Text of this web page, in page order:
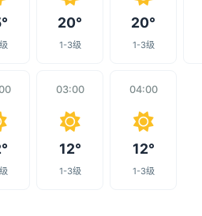
20°
1-3级
20°
1-3级
03:00
12°
1-3级
04:00
12°
1-3级